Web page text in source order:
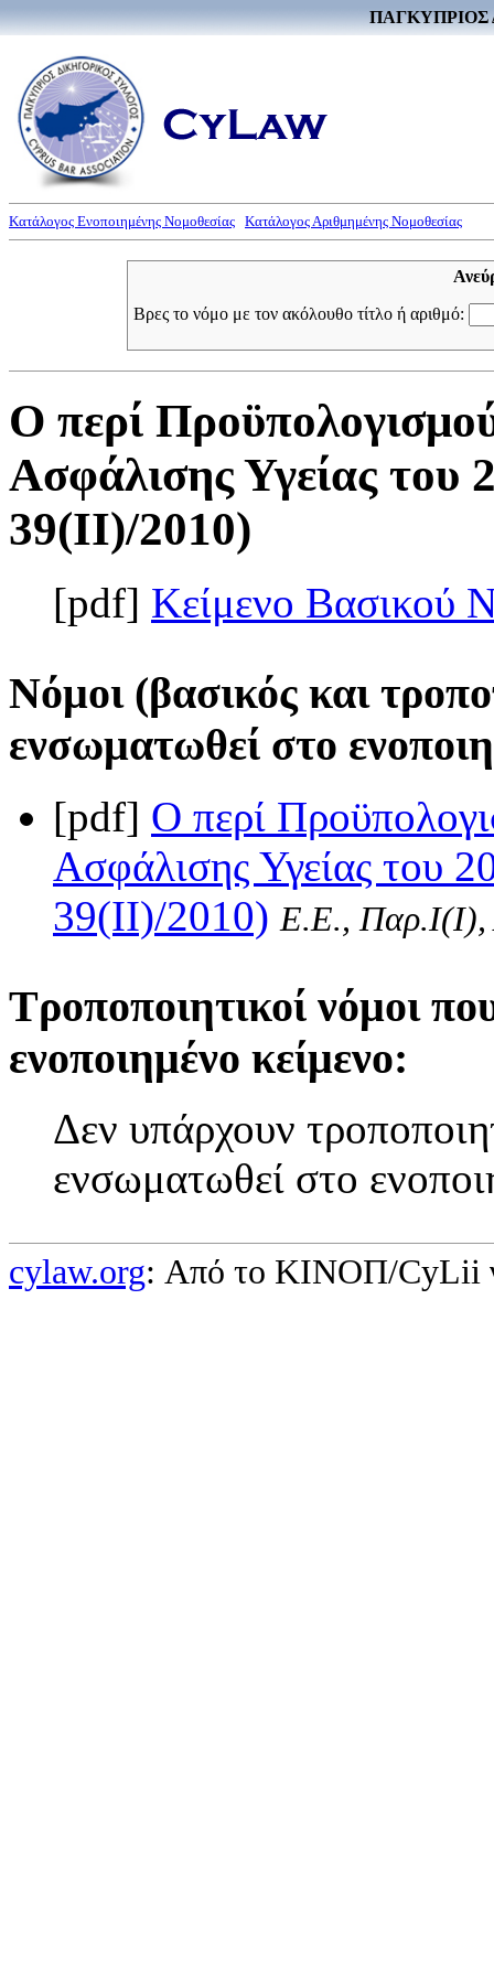
ΠΑΓΚΥΠΡΙΟΣ
Κατάλογος Ενοποιημένης Νομοθεσίας Κατάλογος Αριθμημένης Νομοθεσίας
Βρες το νόμο με τον ακόλουθο τίτλο ή αριθμό:
Ο περί
Ασφάλισης Υγείας του
39(II)/2010)
[pdf] Κείμενο Βασικού
Νόμοι (βασικός και
ενσωματωθεί στο
[pdf] Ο περί
Ασφάλισης Υγείας του
39(II)/2010) Ε.Ε., Παρ.Ι(I),
Τροποποιητικοί νόμοι
ενοποιημένο κείμενο:
Δεν υπάρχουν
ενσωματωθεί στο
cylaw.org: Από το ΚΙΝOΠ/CyLii